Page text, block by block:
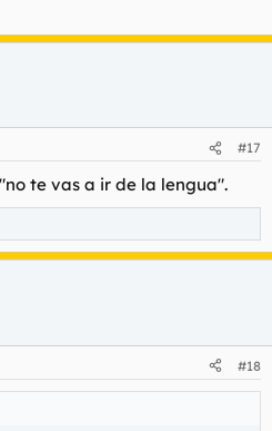
#17
te vas a ir de la lengua".
#18